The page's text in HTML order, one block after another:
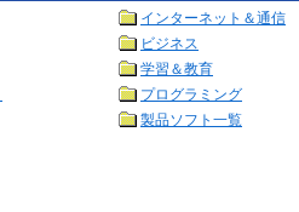
インターネット＆通信
ビジネス
学習＆教育
プログラミング
製品ソフト一覧